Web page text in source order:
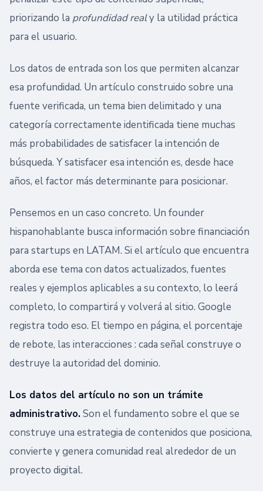
priorizando la profundidad realy la utilidad práctica
para el usuario.
Los datos de entrada son los que permiten alcanzar
esa profundidad. Un artículo construido sobre una
fuente verificada, un tema bien delimitado y una
categoría correctamente identificada tiene muchas
más probabilidades de satisfacer la intención de
búsqueda. Y satisfacer esa intención es, desde hace
años, el factor más determinante para posicionar.
Pensemos en un caso concreto. Un founder
hispanohablante busca información sobre financiación
para startups en LATAM. Si el artículo que encuentra
aborda ese tema con datos actualizados, fuentes
reales y ejemplos aplicables a su contexto, lo leerá
completo, lo compartirá y volverá al sitio. Google
registra todo eso. El tiempo en página, el porcentaje
de rebote, las interacciones : cada señal construye o
destruye la autoridad del dominio.
Los datos del artículo no son un trámite
administrativo.Son el fundamento sobre el que se
construye una estrategia de contenidos que posiciona,
convierte y genera comunidad real alrededor de un
proyecto digital.